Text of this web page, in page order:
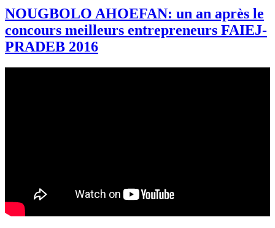
NOUGBOLO AHOEFAN: un an après le
concours meilleurs entrepreneurs FAIEJ-
PRADEB 2016